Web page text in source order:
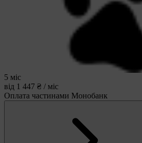
5 міс
від 1 447 ₴ / міс
Оплата частинами Монобанк